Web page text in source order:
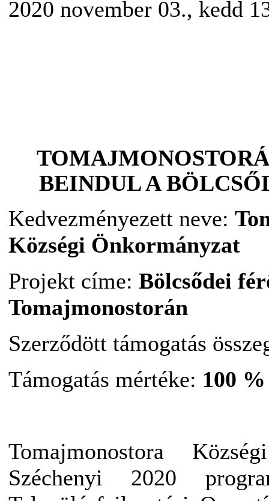
2020 november 03., kedd
BEINDUL A
Kedvezményezett neve:
Községi Önkormányzat
Projekt címe: Bölcsődei
Tomajmonostorán
Szerződött támogatás
Támogatás mértéke: 100 %
Tomajmonostora
Széchenyi 2020